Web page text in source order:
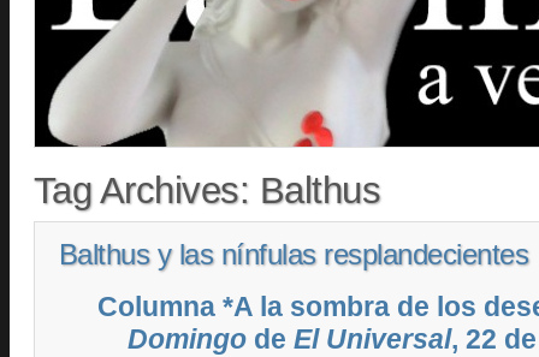
Tag Archives: Balthus
Balthus y las nínfulas resplandecientes
Columna *A la sombra de los
Domingo deEl Universal, 22